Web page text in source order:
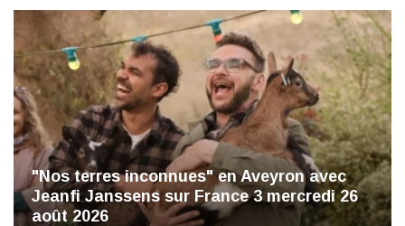
"Nos terres inconnues" en Aveyron avec
Jeanfi Janssens sur France 3 mercredi 26
août 2026